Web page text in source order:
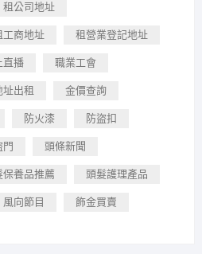
租公司地址
工商地址 租營業登記地址
直播 職業工會
址出租 金價查詢
防火漆 防盜扣
門 頭條新聞
保養品推薦 頭髮護理產品
風向節目 飾金買賣